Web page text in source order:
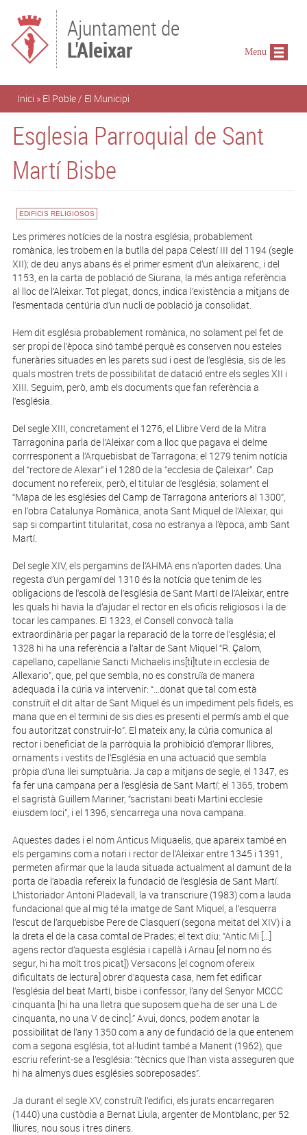
Ajuntament de
L'Aleixar
Esteu aquí
Inici » El Poble / El Municipi
Esglesia Parroquial de Sant
Martí Bisbe
EDIFICIS RELIGIOSOS
Les primeres notícies de la nostra església, probablement
romànica, les trobem en la butlla del papa Celestí III del 1194 (segle
XII); de deu anys abans és el primer esment d’un aleixarenc, i del
1153, en la carta de població de Siurana, la més antiga referència
al lloc de l’Aleixar. Tot plegat, doncs, indica l’existència a mitjans de
l’esmentada centúria d’un nucli de població ja consolidat.
Hem dit església probablement romànica, no solament pel fet de
ser propi de l’època sinó també perquè es conserven nou esteles
funeràries situades en les parets sud i oest de l’església, sis de les
quals mostren trets de possibilitat de datació entre els segles XII i
XIII. Seguim, però, amb els documents que fan referència a
l’església.
Del segle XIII, concretament el 1276, el Llibre Verd de la Mitra
Tarragonina parla de l’Aleixar com a lloc que pagava el delme
corrresponent a l’Arquebisbat de Tarragona; el 1279 tenim notícia
del “rectore de Alexar” i el 1280 de la “ecclesia de Çaleixar”. Cap
document no refereix, però, el titular de l’església; solament el
“Mapa de les esglésies del Camp de Tarragona anteriors al 1300”,
en l’obra Catalunya Romànica, anota Sant Miquel de l’Aleixar, qui
sap si compartint titularitat, cosa no estranya a l’època, amb Sant
Martí.
Del segle XIV, els pergamins de l’AHMA ens n’aporten dades. Una
regesta d’un pergamí del 1310 és la notícia que tenim de les
obligacions de l’escolà de l’església de Sant Martí de l’Aleixar, entre
les quals hi havia la d’ajudar el rector en els oficis religiosos i la de
tocar les campanes. El 1323, el Consell convocà talla
extraordinària per pagar la reparació de la torre de l’església; el
1328 hi ha una referència a l’altar de Sant Miquel “R. Çalom,
capellano, capellanie Sancti Michaelis ins[ti]tute in ecclesia de
Allexario”, que, pel que sembla, no es construïa de manera
adequada i la cúria va intervenir: “…donat que tal com està
construït el dit altar de Sant Miquel és un impediment pels fidels, es
mana que en el termini de sis dies es presenti el permís amb el que
fou autoritzat construir-lo”. El mateix any, la cúria comunica al
rector i beneficiat de la parròquia la prohibició d’emprar llibres,
ornaments i vestits de l’Església en una actuació que sembla
pròpia d’una llei sumptuària. Ja cap a mitjans de segle, el 1347, es
fa fer una campana per a l’església de Sant Martí; el 1365, trobem
el sagristà Guillem Mariner, “sacristani beati Martini ecclesie
eiusdem loci”, i el 1396, s’encarrega una nova campana.
Aquestes dades i el nom Anticus Miquaelis, que apareix també en
els pergamins com a notari i rector de l’Aleixar entre 1345 i 1391,
permeten afirmar que la lauda situada actualment al damunt de la
porta de l’abadia refereix la fundació de l’església de Sant Martí.
L’historiador Antoni Plade­vall, la va transcriure (1983) com a lauda
fundacional que al mig té la imatge de Sant Miquel, a l’esquerra
l’escut de l’arquebisbe Pere de Clasquerí (segona meitat del XIV) i a
la dreta el de la casa comtal de Prades; el text diu: “Antic Mi […]
agens rector d’aquesta església i capellà i Arnau [el nom no és
segur, hi ha molt tros picat]) Versacons [el cognom ofereix
dificultats de lectura] obrer d’aquesta casa, hem fet edificar
l’església del beat Martí, bisbe i confessor, l’any del Senyor MCCC
cinquanta [hi ha una lletra que suposem que ha de ser una L de
cinquanta, no una V de cinc].” Avui, doncs, podem anotar la
possibilitat de l’any 1350 com a any de fundació de la que entenem
com a segona església, tot al·lu­dint també a Manent (1962), que
escriu referint-se a l’església: “tècnics que l’han vista asseguren que
hi ha almenys dues esglésies sobreposades”.
Ja durant el segle XV, construït l’edifici, els jurats encarregaren
(1440) una custòdia a Bernat Liula, argenter de Montblanc, per 52
lliures, nou sous i tres diners.
Menu